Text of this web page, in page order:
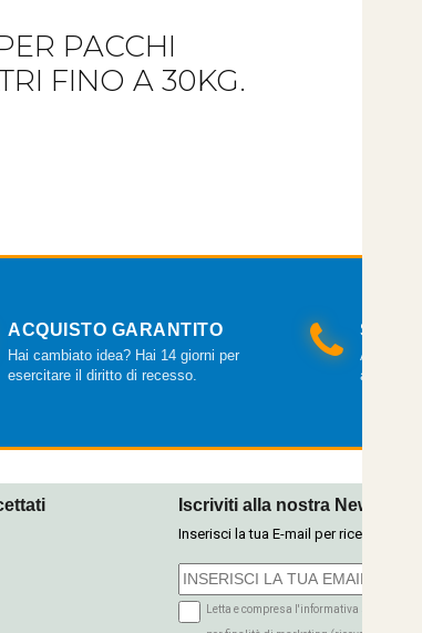
PACCHI
FINO A 30KG.
ACQUISTO GARANTITO
Hai cambiato idea? Hai 14 giorni per
esercitare il diritto di recesso.
a tua
Iscriviti alla nostra Newsletter
Inserisci la tua E-mail per ricevere le
Letta e compresa l'informativa sulla